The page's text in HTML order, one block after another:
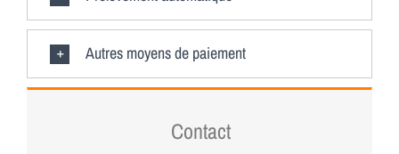
Autres moyens de paiement
Contact